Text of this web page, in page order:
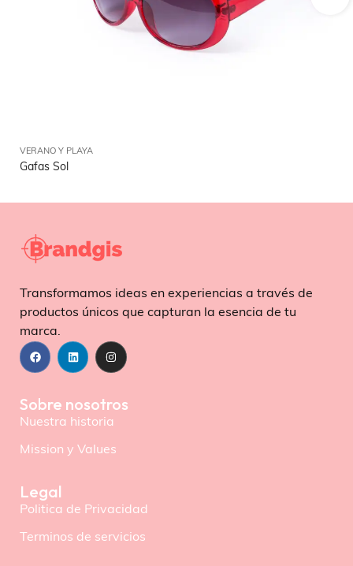
VERANO Y PLAYA
Gafas Sol
Transformamos ideas en experiencias a través de
productos únicos que capturan la esencia de tu
marca.
Sobre nosotros
Nuestra historia
Mission y Values
Legal
Politica de Privacidad
Terminos de servicios